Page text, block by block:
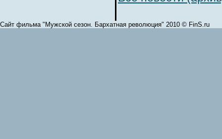
Сайт фильма "Мужской сезон. Бархатная революция" 2010 © FinS.ru